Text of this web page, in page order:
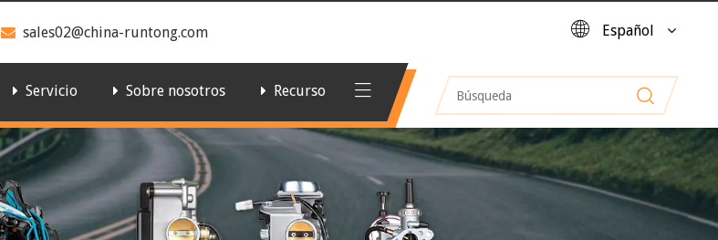
 sales02@china-runtong.com Español
Servicio Sobre nosotros Recurso